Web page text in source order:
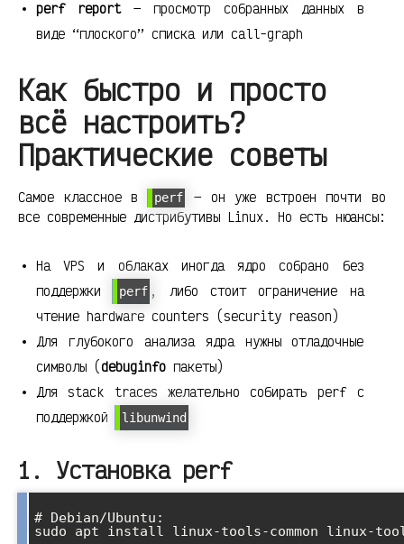
perf report— просмотр собранных данных в
виде “плоского” списка или call-graph
Как быстро и просто
всё настроить?
Практические советы
Самое классное в perf
— он уже встроен почти во
все современные дистрибутивы Linux. Но есть нюансы:
На VPS и облаках иногда ядро собрано без
поддержки
perf , либо стоит ограничение на
чтение hardware counters (security reason)
Для глубокого анализа ядра нужны отладочные
символы (debuginfo пакеты)
Для stack traces желательно собирать perf с
поддержкой
libunwind
1. Установка perf
# Debian/Ubuntu:
sudo apt install linux-tools-common linux-